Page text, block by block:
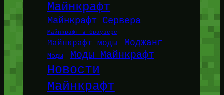
Майнкрафт
Майнкрафт Сервера
Майнкрафт в браузере
Майнкрафт моды Моджанг
Моды Моды Майнкрафт
Новости
Майнкрафт